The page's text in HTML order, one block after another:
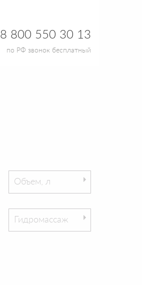
8 800 550 30 13
по РФ звонок бесплатный
Объем, л
Гидромассаж